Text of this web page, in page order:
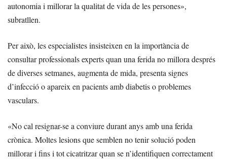
autonomia i millorar la qualitat de vida de les persones»,
subratllen.
Per això, les especialistes insisteixen en la importància de
consultar professionals experts quan una ferida no millora després
de diverses setmanes, augmenta de mida, presenta signes
d’infecció o apareix en pacients amb diabetis o problemes
vasculars.
«No cal resignar-se a conviure durant anys amb una ferida
crònica. Moltes lesions que semblen no tenir solució poden
millorar i fins i tot cicatritzar quan se n’identifiquen correctament